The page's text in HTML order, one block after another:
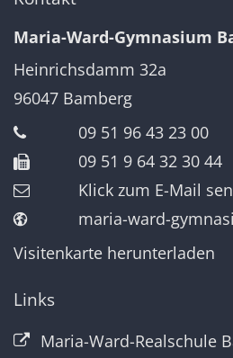
Maria-Ward-Gymnasium
Heinrichsdamm 32a
96047 Bamberg
09 51 96 43 23 00
09 51 9 64 32 30 44
Klick zum E-Mail
maria-ward-
Visitenkarte herunterladen
Links
Maria-Ward-Realschule